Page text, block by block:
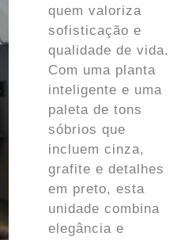
quem valoriza
sofisticação e
qualidade de vida.
Com uma planta
inteligente e uma
paleta de tons
sóbrios que
incluem cinza,
grafite e detalhes
em preto, esta
unidade combina
elegância e